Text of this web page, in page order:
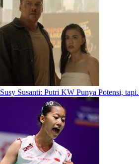
Susy Susanti: Putri KW Punya Potensi,